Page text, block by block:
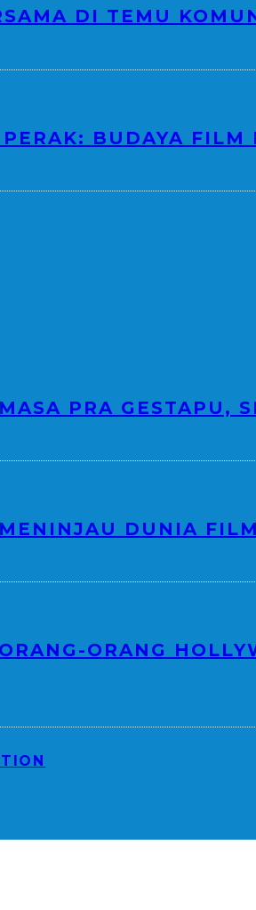
DI TEMU
BUDAYA FILM
PRA GESTAPU,
DUNIA FILM
ORANG